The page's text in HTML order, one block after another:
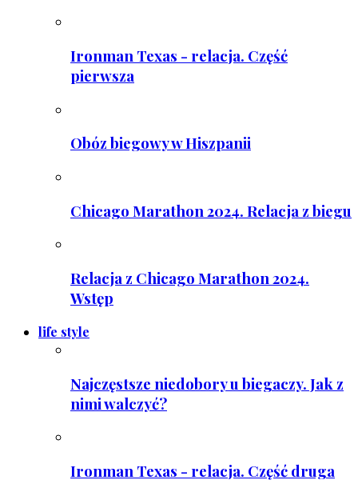
Ironman Texas - relacja. Część
pierwsza
Obóz biegowy w Hiszpanii
Chicago Marathon 2024. Relacja z biegu
Relacja z Chicago Marathon 2024.
Wstęp
life style
Najczęstsze niedobory u biegaczy. Jak z
nimi walczyć?
Ironman Texas - relacja. Część druga